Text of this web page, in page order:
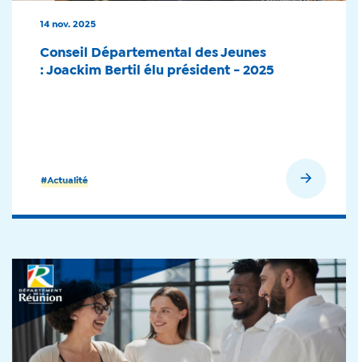
#Actualité
14 nov. 2025
Conseil Départemental des Jeunes
: Joackim Bertil élu président - 2025